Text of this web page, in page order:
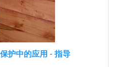
护中的应用 - 指导